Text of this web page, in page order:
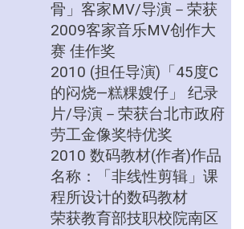
骨」客家MV/导演－荣获
2009客家音乐MV创作大
赛 佳作奖
2010 (担任导演)「45度C
的闷烧—糕粿嫂仔」 纪录
片/导演－荣获台北市政府
劳工金像奖特优奖
2010 数码教材(作者)作品
名称：「非线性剪辑」课
程所设计的数码教材
荣获教育部技职校院南区